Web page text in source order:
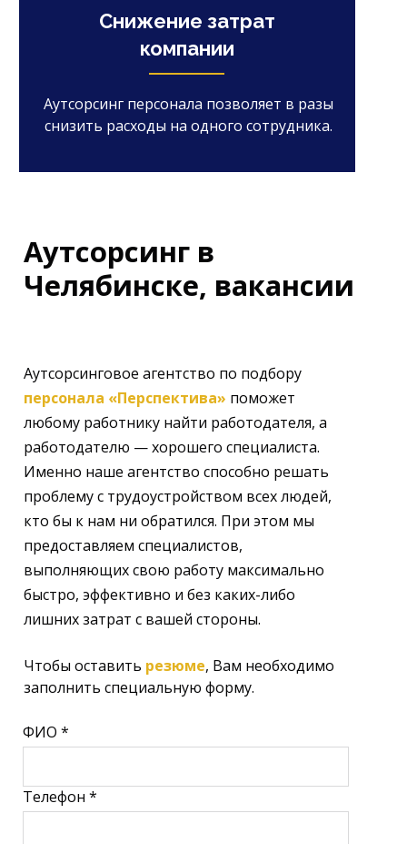
Снижение затрат
компании
Аутсорсинг персонала позволяет в разы
снизить расходы на одного сотрудника.
Чтобы оставить резюме, Вам необходимо
заполнить специальную форму.
ФИО *
Телефон *
Аутсорсинговое агентство по подбору
персонала «Перспектива» поможет
любому работнику найти работодателя, а
работодателю — хорошего специалиста.
Именно наше агентство способно решать
проблему с трудоустройством всех людей,
кто бы к нам ни обратился. При этом мы
предоставляем специалистов,
выполняющих свою работу максимально
быстро, эффективно и без каких-либо
лишних затрат с вашей стороны.
Аутсорсинг в
Челябинске, вакансии